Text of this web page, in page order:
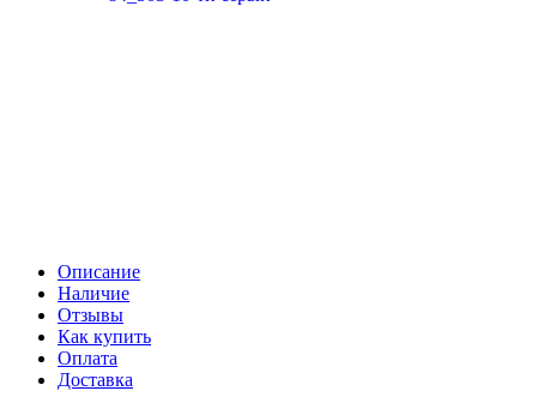
Описание
Наличие
Отзывы
Как купить
Оплата
Доставка